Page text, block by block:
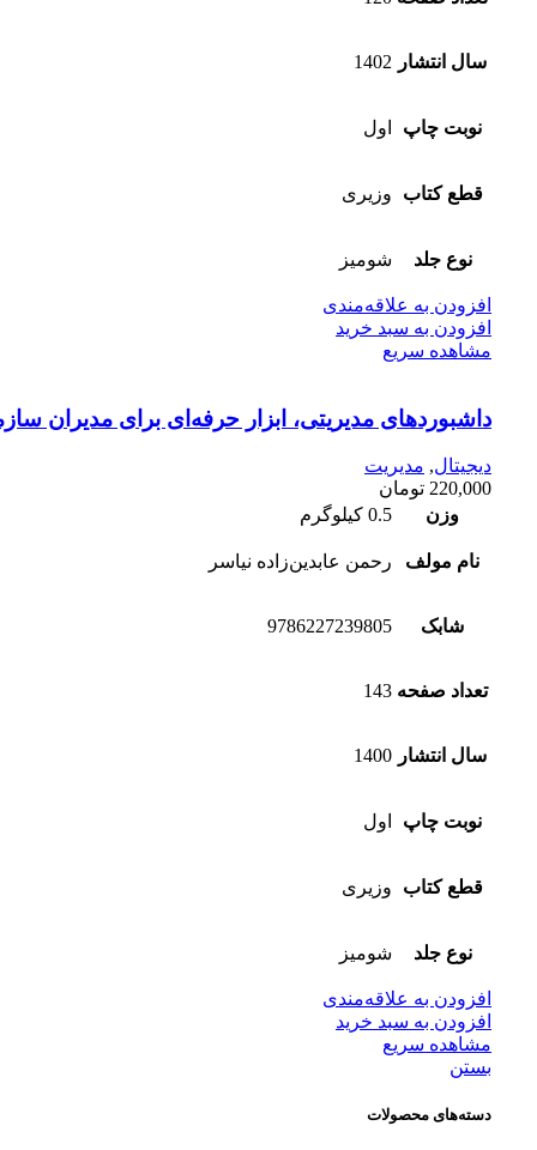
سال انتشار 1402
نوبت چاپ اول
قطع کتاب وزیری
نوع جلد شومیز
افزودن به علاقه‌مندی
افزودن به سبد خرید
مشاهده سریع
داشبورد‌های مدیریتی، ابزار حرفه‌‌ای برای مدیران
دیجیتال, مدیریت
220,000 تومان
وزن
0.5 کیلوگرم
نام مولف رحمن عابدین‌زاده نیاسر
شابک 9786227239805
تعداد صفحه 143
سال انتشار 1400
نوبت چاپ اول
قطع کتاب وزیری
نوع جلد شومیز
افزودن به علاقه‌مندی
افزودن به سبد خرید
مشاهده سریع
بستن
دسته‌های محصولات